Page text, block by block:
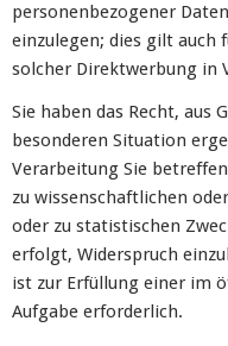
personenbezogener
einzulegen; dies gilt auch
solcher Direktwerbung in
Sie haben das Recht, aus
besonderen Situation
Verarbeitung Sie
zu wissenschaftlichen
oder zu statistischen
erfolgt, Widerspruch
ist zur Erfüllung einer im
Aufgabe erforderlich.